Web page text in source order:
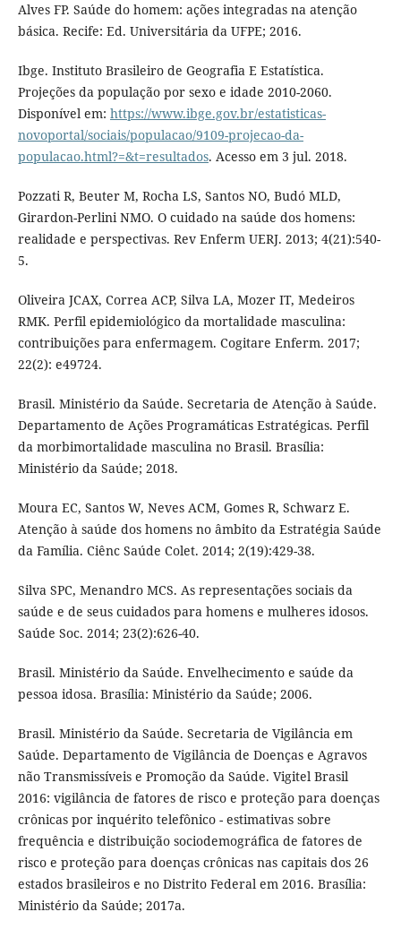
Alves FP. Saúde do homem: ações integradas na atenção
básica. Recife: Ed. Universitária da UFPE; 2016.
Ibge. Instituto Brasileiro de Geografia E Estatística.
Projeções da população por sexo e idade 2010-2060.
Disponível em: https://www.ibge.gov.br/estatisticas-
novoportal/sociais/populacao/9109-projecao-da-
populacao.html?=&t=resultados. Acesso em 3 jul. 2018.
Pozzati R, Beuter M, Rocha LS, Santos NO, Budó MLD,
Girardon-Perlini NMO. O cuidado na saúde dos homens:
realidade e perspectivas. Rev Enferm UERJ. 2013; 4(21):540-
5.
Oliveira JCAX, Correa ACP, Silva LA, Mozer IT, Medeiros
RMK. Perfil epidemiológico da mortalidade masculina:
contribuições para enfermagem. Cogitare Enferm. 2017;
22(2): e49724.
Brasil. Ministério da Saúde. Secretaria de Atenção à Saúde.
Departamento de Ações Programáticas Estratégicas. Perfil
da morbimortalidade masculina no Brasil. Brasília:
Ministério da Saúde; 2018.
Moura EC, Santos W, Neves ACM, Gomes R, Schwarz E.
Atenção à saúde dos homens no âmbito da Estratégia Saúde
da Família. Ciênc Saúde Colet. 2014; 2(19):429-38.
Silva SPC, Menandro MCS. As representações sociais da
saúde e de seus cuidados para homens e mulheres idosos.
Saúde Soc. 2014; 23(2):626-40.
Brasil. Ministério da Saúde. Envelhecimento e saúde da
pessoa idosa. Brasília: Ministério da Saúde; 2006.
Brasil. Ministério da Saúde. Secretaria de Vigilância em
Saúde. Departamento de Vigilância de Doenças e Agravos
não Transmissíveis e Promoção da Saúde. Vigitel Brasil
2016: vigilância de fatores de risco e proteção para doenças
crônicas por inquérito telefônico - estimativas sobre
frequência e distribuição sociodemográfica de fatores de
risco e proteção para doenças crônicas nas capitais dos 26
estados brasileiros e no Distrito Federal em 2016. Brasília:
Ministério da Saúde; 2017a.